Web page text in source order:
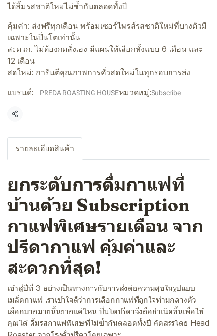
ได้ลิ้มรสชาติใหม่ไม่ซ้ำกันตลอดทั้งปี
คุ้มค่า: ส่งฟรีทุกเดือน พร้อมเซอร์ไพรส์รสชาติใหม่ที่บางตัวมี
เฉพาะในปิ่นโตเท่านั้น
สะดวก: ไม่ต้องกดสั่งเอง มีแผนให้เลือกทั้งแบบ 6 เดือน และ
12 เดือน
สดใหม่: การันตีคุณภาพการคั่วสดใหม่ในทุกรอบการส่ง
แบรนด์: PREDA ROASTING HOUSEหมวดหมู่:Subscribe
แชร์
รายละเอียดสินค้า
ยกระดับการดื่มกาแฟที่
บ้านด้วย Subscription
กาแฟพิเศษรายเดือน จาก
ปรีดากาแฟ คุ้มค่าและ
สะดวกที่สุด!
เข้าสู่ปีที่ 3 อย่างเป็นทางการกับการส่งต่อความสุขในรูปแบบ
เมล็ดกาแฟ เราเข้าใจดีว่าการเลือกกาแฟที่ถูกใจท่ามกลางตัว
เลือกมากมายนั้นยากแค่ไหน ปิ่นโตปรีดาจึงถือกำเนิดขึ้นเพื่อให้
คุณได้ ลิ้มรสกาแฟพิเศษที่ไม่ซ้ำกันตลอดทั้งปี คัดสรรโดย Head